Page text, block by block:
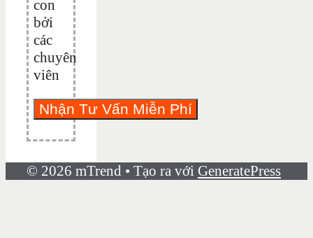
con
bởi
các
chuyên
viên
© 2026 mTrend • Tạo ra với GeneratePress